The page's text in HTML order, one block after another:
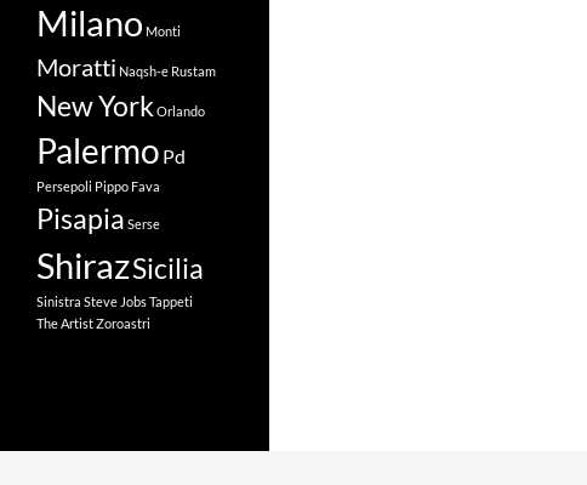
Milano Monti
Moratti Naqsh-e Rustam
New York Orlando
Palermo Pd
Persepoli Pippo Fava
Pisapia Serse
ShirazSicilia
Sinistra Steve JobsTappeti
The ArtistZoroastri